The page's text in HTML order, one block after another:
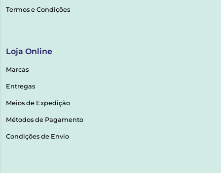
Termos e Condições
Loja Online
Marcas
Entregas
Meios de Expedição
Métodos de Pagamento
Condições de Envio